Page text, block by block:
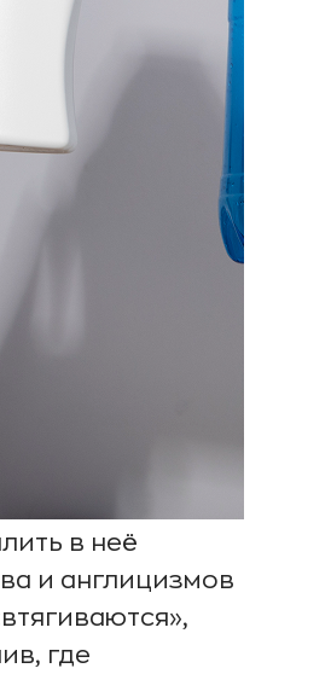
в неё
и англицизмов
где